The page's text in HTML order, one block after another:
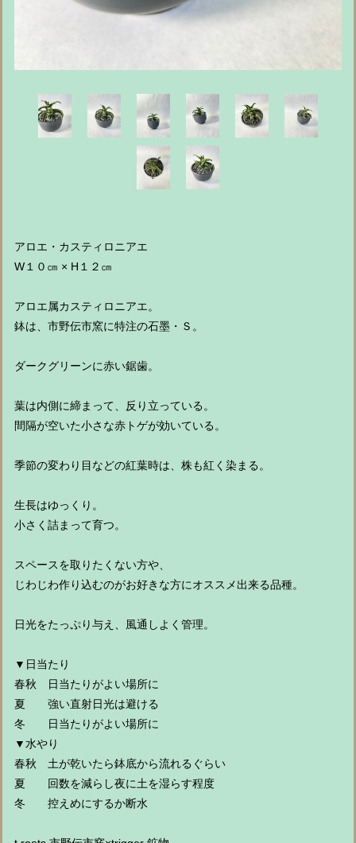
アロエ・カスティロニアエ
W１０㎝ × H１２㎝
アロエ属カスティロニアエ。
鉢は、市野伝市窯に特注の石墨・Ｓ。
ダークグリーンに赤い鋸歯。
葉は内側に締まって、反り立っている。
間隔が空いた小さな赤トゲが効いている。
季節の変わり目などの紅葉時は、株も紅く染まる。
生長はゆっくり。
小さく詰まって育つ。
スペースを取りたくない方や、
じわじわ作り込むのがお好きな方にオススメ出来る品種。
日光をたっぷり与え、風通しよく管理。
▼日当たり
春秋 日当たりがよい場所に
夏 強い直射日光は避ける
冬 日当たりがよい場所に
▼水やり
春秋 土が乾いたら鉢底から流れるぐらい
夏 回数を減らし夜に土を湿らす程度
冬 控えめにするか断水